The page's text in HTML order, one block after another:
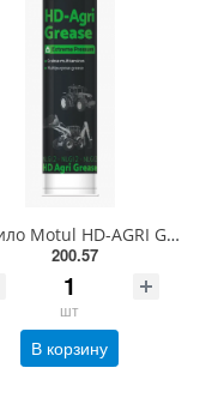
Мастило Motul HD-AGRI Grease, 0.4кг. Туба EP2 (зелена) 190С
200.57
шт
В корзину